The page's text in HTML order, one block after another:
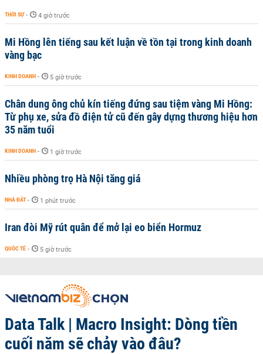
THỜI SỰ - 4 giờ trước
Mi Hồng lên tiếng sau kết luận về tồn tại trong kinh doanh
vàng bạc
KINH DOANH - 5 giờ trước
Chân dung ông chủ kín tiếng đứng sau tiệm vàng Mi Hồng:
Từ phụ xe, sửa đồ điện tử cũ đến gây dựng thương hiệu hơn
35 năm tuổi
KINH DOANH - 1 giờ trước
Nhiều phòng trọ Hà Nội tăng giá
NHÀ ĐẤT - 1 phút trước
Iran đòi Mỹ rút quân để mở lại eo biển Hormuz
QUỐC TẾ - 5 giờ trước
Data Talk | Macro Insight: Dòng tiền
cuối năm sẽ chảy vào đâu?